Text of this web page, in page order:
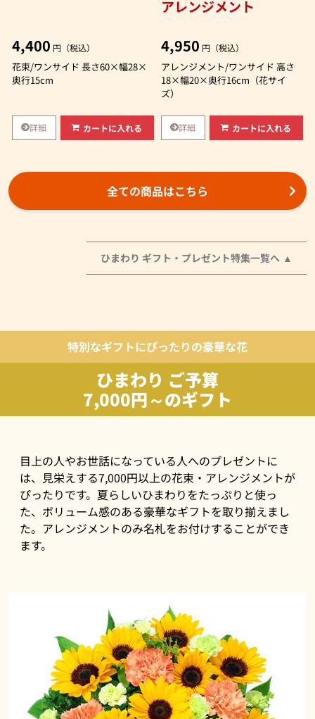
4,400 円（税込）
花束/ワンサイド 長さ60×幅28×
奥行15cm
詳細 カートに入れる
アレンジメント
4,950 円（税込）
アレンジメント/ワンサイド 高さ
18×幅20×奥行16cm（花サイ
ズ）
詳細 カートに入れる
全ての商品はこちら
ひまわり ギフト・プレゼント特集一覧へ
特別なギフトにぴったりの豪華な花
ひまわり ご予算
7,000円～のギフト
目上の人やお世話になっている人へのプレゼントに
は、見栄えする7,000円以上の花束・アレンジメントが
ぴったりです。夏らしいひまわりをたっぷりと使っ
た、ボリューム感のある豪華なギフトを取り揃えまし
た。アレンジメントのみ名札をお付けすることができ
ます。